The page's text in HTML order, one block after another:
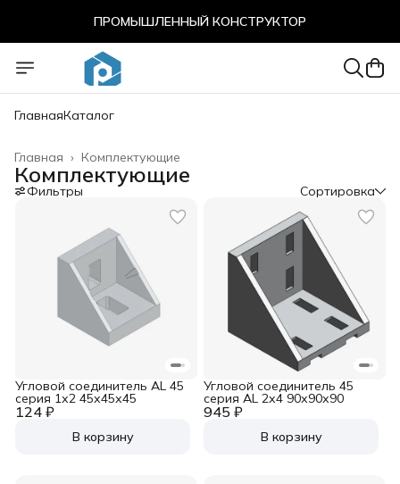
ПРОМЫШЛЕННЫЙ КОНСТРУКТОР
ПРОМЫШЛЕННЫЙ КОНСТРУКТОР
ГлавнаяКаталог
Комплектующие
Главная ›
Комплектующие
Фильтры Сортировка
124 ₽
Угловой соединитель AL 45
серия 1х2 45х45х45
В корзину
945 ₽
Угловой соединитель 45
серия AL 2х4 90х90х90
В корзину